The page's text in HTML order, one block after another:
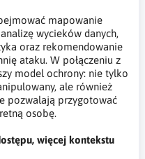
mapowanie
wycieków danych,
oraz rekomendowanie
ataku. W połączeniu z
model ochrony: nie tylko
ale również
pozwalają przygotować
osobę.
więcej kontekstu